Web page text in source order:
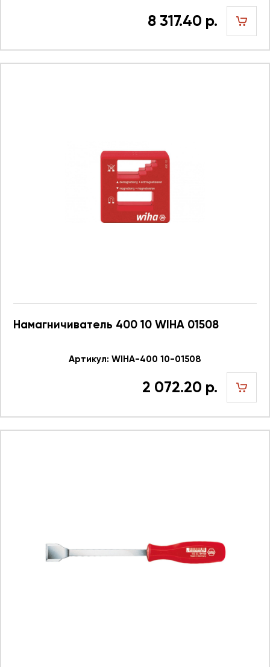
8 317.40 р.
Намагничиватель 400 10 WIHA 01508
Артикул: WIHA-400 10-01508
2 072.20 р.